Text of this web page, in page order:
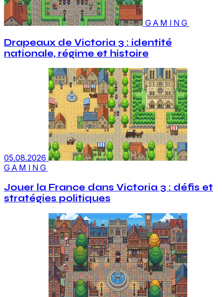
GAMING
Drapeaux de Victoria 3 : identité
nationale, régime et histoire
05.08.2026
GAMING
Jouer la France dans Victoria 3 : défis et
stratégies politiques